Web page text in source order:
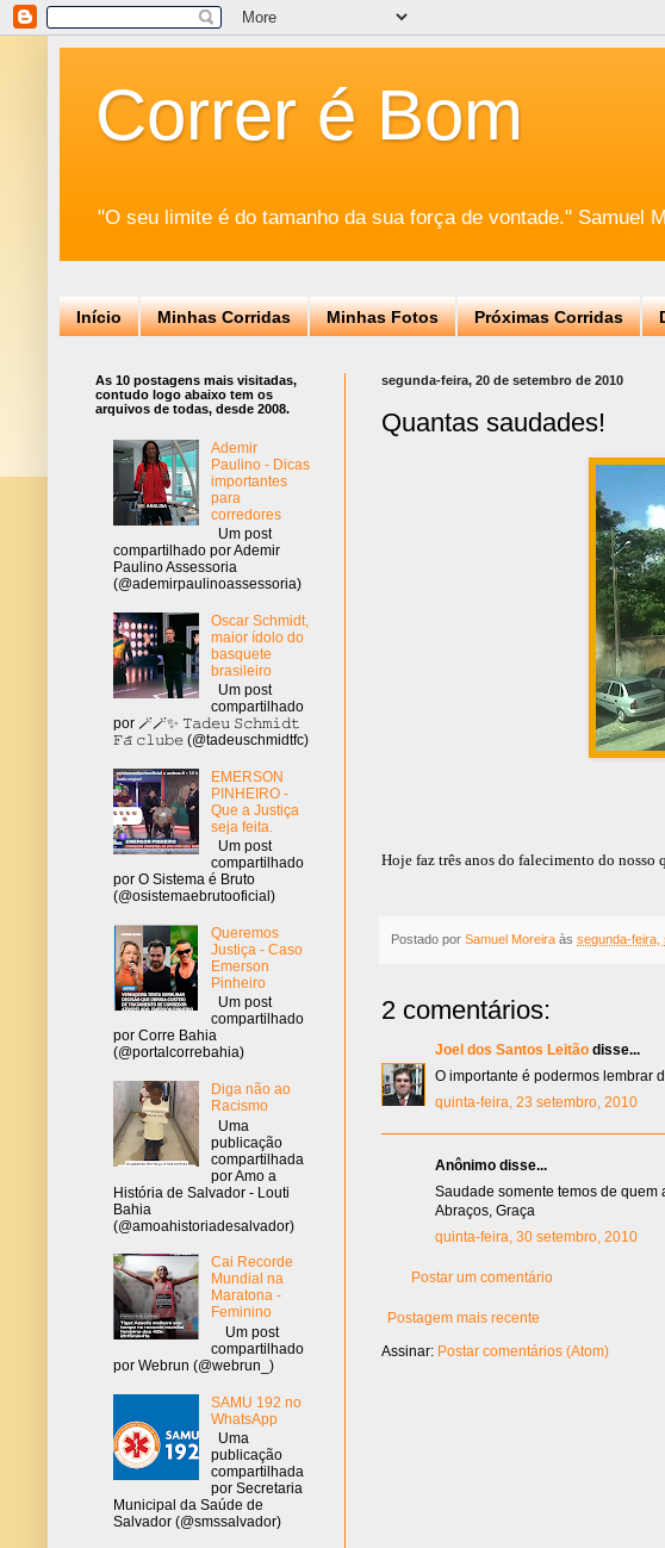
Correr é Bom
"O seu limite é do tamanho da sua força de vontade." Samuel
Início Minhas Corridas Minhas Fotos Próximas Corridas
segunda-feira, 20 de setembro de 2010
Quantas saudades!
Hoje faz três anos do falecimento do nosso
Postado por Samuel Moreira às segunda-feira,
2 comentários:
Joel dos Santos Leitão disse...
O importante é podermos lembrar
quinta-feira, 23 setembro, 2010
Anônimo disse...
Saudade somente temos de quem
Abraços, Graça
quinta-feira, 30 setembro, 2010
Postar um comentário
Postagem mais recente
Assinar: Postar comentários (Atom)
As 10 postagens mais visitadas,
contudo logo abaixo tem os
arquivos de todas, desde 2008.
Ademir
Paulino - Dicas
importantes
para
corredores
Um post
compartilhado por Ademir
Paulino Assessoria
(@ademirpaulinoassessoria)
Oscar Schmidt,
maior ídolo do
basquete
brasileiro
Um post
compartilhado
por 🪄🪄✨ 𝚃𝚊𝚍𝚎𝚞 𝚂𝚌𝚑𝚖𝚒𝚍𝚝
𝙵𝚊̃ 𝚌𝚕𝚞𝚋𝚎 (@tadeuschmidtfc)
EMERSON
PINHEIRO -
Que a Justiça
seja feita.
Um post
compartilhado
por O Sistema é Bruto
(@osistemaebrutooficial)
Queremos
Justiça - Caso
Emerson
Pinheiro
Um post
compartilhado
por Corre Bahia
(@portalcorrebahia)
Diga não ao
Racismo
Uma
publicação
compartilhada
por Amo a
História de Salvador - Louti
Bahia
(@amoahistoriadesalvador)
Cai Recorde
Mundial na
Maratona -
Feminino
Um post
compartilhado
por Webrun (@webrun_)
SAMU 192 no
WhatsApp
Uma
publicação
compartilhada
por Secretaria
Municipal da Saúde de
Salvador (@smssalvador)